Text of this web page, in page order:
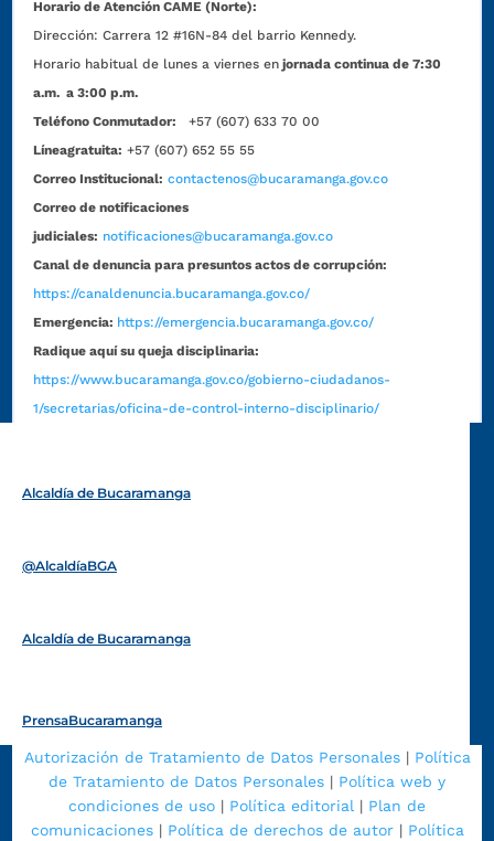
Horario de Atención CAME (Norte):
Dirección:Carrera 12 #16N-84 del barrio Kennedy.
Horario habitual de lunes a viernes en jornada continua de 7:30
a.m. a 3:00 p.m.
Teléfono Conmutador:
+57 (607) 633 70 00
Líneagratuita: +57 (607) 652 55 55
Correo Institucional: contactenos@bucaramanga.gov.co
Correo de notificaciones
judiciales: notificaciones@bucaramanga.gov.co
Canal de denuncia para presuntos actos de corrupción:
https://canaldenuncia.bucaramanga.gov.co/
Emergencia: https://emergencia.bucaramanga.gov.co/
Radique aquí su queja disciplinaria:
https://www.bucaramanga.gov.co/gobierno-ciudadanos-
1/secretarias/oficina-de-control-interno-disciplinario/
Alcaldía de Bucaramanga
@AlcaldíaBGA
Alcaldía de Bucaramanga
PrensaBucaramanga
Autorización de Tratamiento de Datos Personales| Política
de Tratamiento de Datos Personales | Política web y
condiciones de uso | Política editorial | Plan de
comunicaciones| Política de derechos de autor| Política